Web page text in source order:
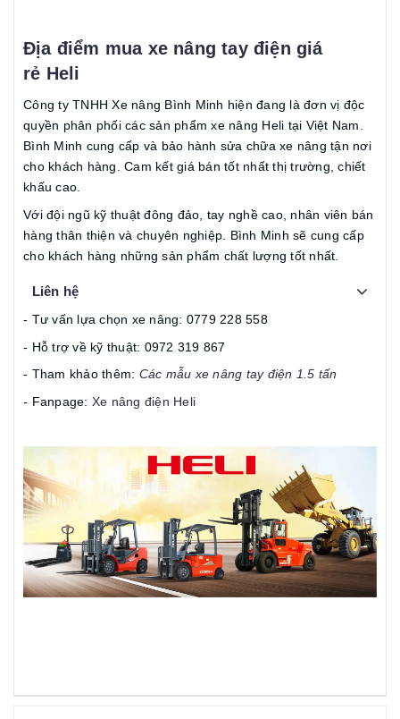
Địa điểm mua xe nâng tay điện giá
rẻ Heli
Công ty TNHH Xe nâng Bình Minh hiện đang là đơn vị độc
quyền phân phối các sản phẩm xe nâng Heli tại Việt Nam.
Bình Minh cung cấp và bảo hành sửa chữa xe nâng tận nơi
cho khách hàng. Cam kết giá bán tốt nhất thị trường, chiết
khấu cao.
Với đội ngũ kỹ thuật đông đảo, tay nghề cao, nhân viên bán
hàng thân thiện và chuyên nghiệp. Bình Minh sẽ cung cấp
cho khách hàng những sản phẩm chất lượng tốt nhất.
Liên hệ
- Tư vấn lựa chọn xe nâng: 0779 228 558
- Hỗ trợ về kỹ thuật: 0972 319 867
- Tham khảo thêm: Các mẫu xe nâng tay điện 1.5 tấn
- Fanpage: Xe nâng điện Heli